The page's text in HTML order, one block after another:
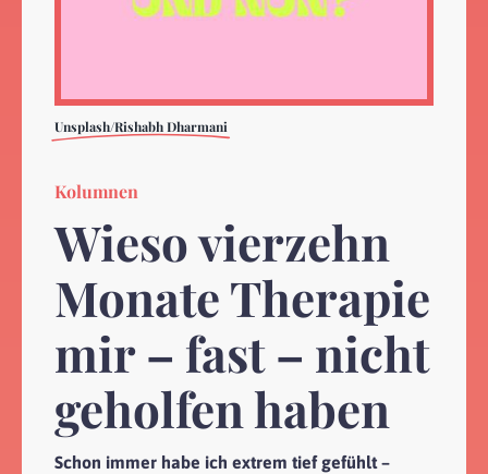
Unsplash/Rishabh Dharmani
Kolumnen
Wieso vierzehn
Monate Therapie
mir – fast – nicht
geholfen haben
Schon immer habe ich extrem tief gefühlt –